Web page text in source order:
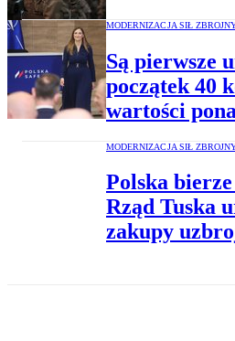
MODERNIZACJA SIŁ
Są pierwsze
początek 40
wartości
MODERNIZACJA SIŁ
Polska
Rząd Tuska
zakupy